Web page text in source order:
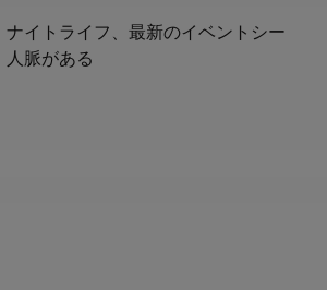
ナイトライフ、最新のイベントシー
人脈がある